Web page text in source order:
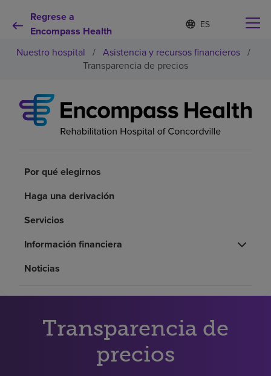
Regrese a
Encompass Health
Lista
de
idiomas
contraída
d
o
m
e
c
Por qué debe elegirnos
Pacientes y cuidadores
Acerca de nosotros
Inversores
Nuestro hospital / Asistencia y recursos financieros /
Transparencia de precios
Por qué elegirnos
Haga una derivación
Servicios
Información financiera
Noticias
Transparencia de
precios